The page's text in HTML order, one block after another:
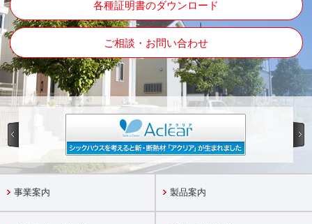
各種証明書のダウンロード
ご相談・お問い合わせ
事業案内 製品案内